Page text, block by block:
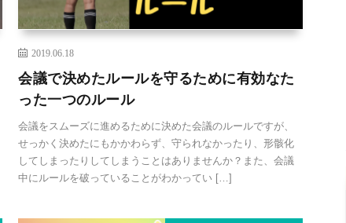
2019.06.18
会議で決めたルールを守るために有効なた
った一つのルール
会議をスムーズに進めるために決めた会議のルールですが、
せっかく決めたにもかかわらず、守られなかったり、形骸化
してしまったりしてしまうことはありませんか？また、会議
中にルールを破っていることがわかってい […]